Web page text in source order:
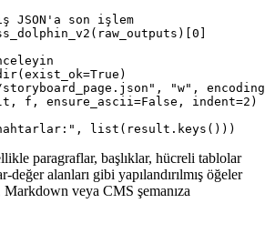
JSON'a son işlem
"w",
f, ensure_ascii=False, indent=2)
paragraflar, başlıklar, hücreli tablolar
alanları gibi yapılandırılmış öğeler
veya CMS şemanıza